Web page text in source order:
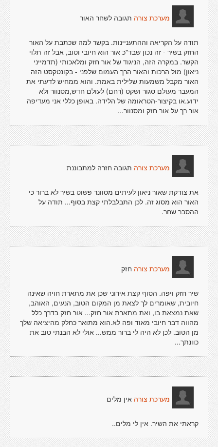
מערכת צורה תגובה לשחר האור
תודה על הקריאה וההתעניינות. בקשר למה שכתבת על האור
החזק בשיר - זה נכון שבד"כ אור הוא חיובי וטוב, אבל זה תלוי
הקשר. במקרה הזה, הניגוד של אור חזק ומלאכותי (תדמייני
ניאון) מול הרכות והאור הרך העמום שלפני - בקונטקסט הזה
האור מקבל משמעות שלילית באמת. והוא ממחיש לדעתי את
המעבר מעולם סגור ושקט (רחם) לעולם חדש,מסנוור ולא
ידוע.או בקיצור-הטראומה של הלידה. באופן כללי אני מעדיפה
אור רך על אור חזק ומסנוור...
מערכת צורה תגובה חזרה למתבוננת
את צודקת שאור ניאון לעיתים מסוונר פשוט בשיר לא ברור כי
האור הוא מסוג זה. לכן התבלבלתי קצת בסוף... תודה על
ההסבר שחר.
מערכת צורה חזק
שיר חזק ויפה. הסוף קצת אירוני שכן את מתארת חויה שאינה
חיובית, שאומרים לך לצאת מן המקום הטוב, הנעים, האוהב,
שאת נמצאת בו, ואת מתארת אור חזק... אור חזק בדרך כלל
מהווה דבר חיובי מאוד ופה לא.הוא מתואר כחלק מהיציאה שלך
מן הטוב. לכן לא היה לי ברור ממש... אולי לא הבנתי טוב את
כוונתך...
מערכת צורה אין מלים
קראתי את השיר. אין לי מלים..